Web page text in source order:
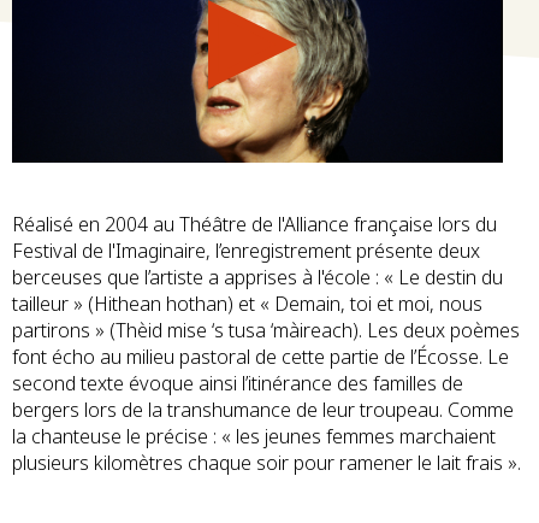
Réalisé en 2004 au Théâtre de l'Alliance française lors du
Festival de l'Imaginaire, l’enregistrement présente deux
berceuses que l’artiste a apprises à l'école : « Le destin du
tailleur » (Hithean hothan) et « Demain, toi et moi, nous
partirons » (Thèid mise ‘s tusa ‘màireach). Les deux poèmes
font écho au milieu pastoral de cette partie de l’Écosse. Le
second texte évoque ainsi l’itinérance des familles de
bergers lors de la transhumance de leur troupeau. Comme
la chanteuse le précise : « les jeunes femmes marchaient
plusieurs kilomètres chaque soir pour ramener le lait frais ».